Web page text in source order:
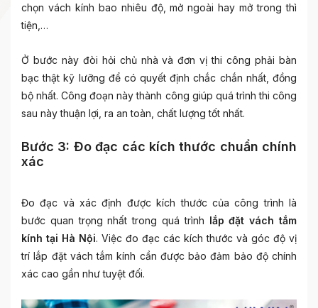
chọn vách kính bao nhiêu độ, mở ngoài hay mở trong thì
tiện,…
Ở bước này đòi hỏi chủ nhà và đơn vị thi công phải bàn
bạc thật kỹ lưỡng để có quyết định chắc chắn nhất, đồng
bộ nhất. Công đoạn này thành công giúp quá trình thi công
sau này thuận lợi, ra an toàn, chất lượng tốt nhất.
Bước 3: Đo đạc các kích thước chuẩn chính
xác
Đo đạc và xác định được kích thước của công trình là
bước quan trọng nhất trong quá trình lắp đặt vách tắm
kính tại Hà Nội. Việc đo đạc các kích thước và góc độ vị
trí lắp đặt vách tắm kính cần được bảo đảm bảo độ chính
xác cao gần như tuyệt đối.